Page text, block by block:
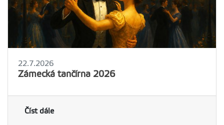
22.7.2026
Zámecká tančírna 2026
Číst dále